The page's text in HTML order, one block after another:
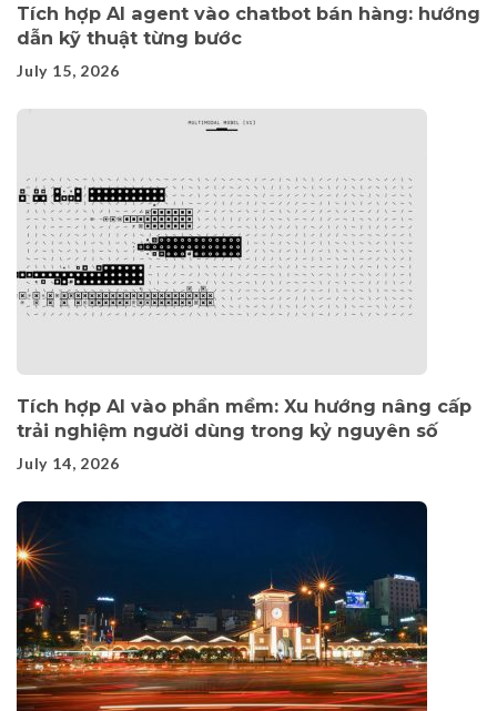
Tích hợp AI agent vào chatbot bán hàng: hướng
dẫn kỹ thuật từng bước
July 15, 2026
Tích hợp AI vào phần mềm: Xu hướng nâng cấp
trải nghiệm người dùng trong kỷ nguyên số
July 14, 2026